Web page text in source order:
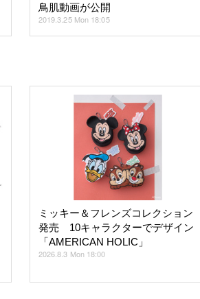
鳥肌動画が公開
2019.3.25 Mon 18:05
ミッキー＆フレンズコレクション
発売 10キャラクターでデザイン
「AMERICAN HOLIC」
2026.8.3 Mon 18:00